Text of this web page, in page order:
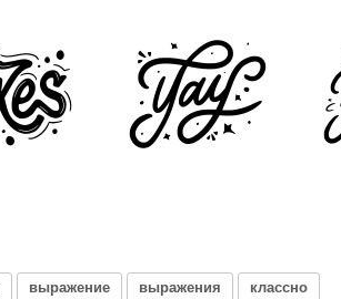
выражение выражения классно